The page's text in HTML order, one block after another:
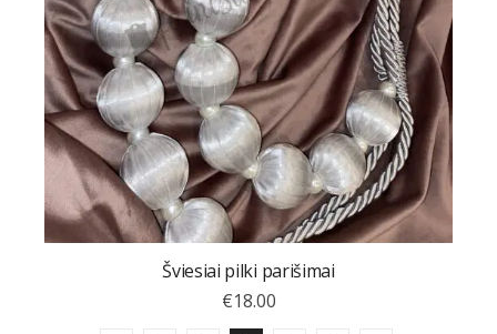
Šviesiai pilki parišimai
€18.00